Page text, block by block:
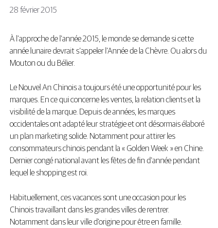
28 février 2015
À l’approche de l’année 2015, le monde se demande si cette
année lunaire devrait s’appeler l’Année de la Chèvre. Ou alors du
Mouton ou du Bélier.
Le Nouvel An Chinois a toujours été une opportunité pour les
marques. En ce qui concerne les ventes, la relation clients et la
visibilité de la marque. Depuis de années, les marques
occidentales ont adapté leur stratégie et ont désormais élaboré
un plan marketing solide. Notamment pour attirer les
consommateurs chinois pendant la « Golden Week » en Chine.
Dernier congé national avant les fêtes de fin d’année pendant
lequel le shopping est roi.
Habituellement, ces vacances sont une occasion pour les
Chinois travaillant dans les grandes villes de rentrer.
Notamment dans leur ville d’origine pour être en famille.